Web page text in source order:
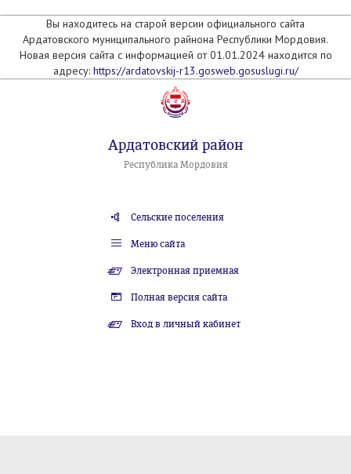
Вы находитесь на старой версии официального сайта
Ардатовского муниципального райнона Республики Мордовия.
Новая версия сайта с информацией от 01.01.2024 находится по
адресу: https://ardatovskij-r13.gosweb.gosuslugi.ru/
Ардатовский район
Республика Мордовия
Сельские поселения
Меню сайта
Электронная приемная
Полная версия сайта
Вход в личный кабинет